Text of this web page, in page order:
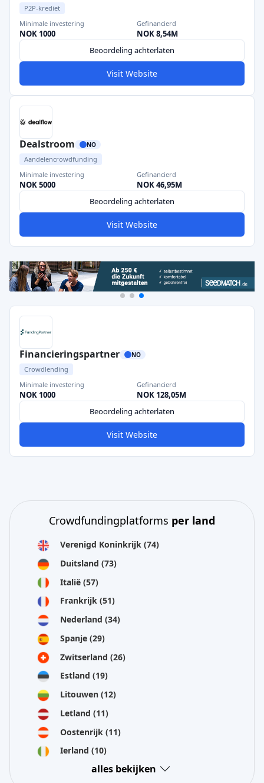
P2P-krediet
Minimale investering
NOK 1000
Gefinancierd
NOK 8,54M
Beoordeling achterlaten
Visit Website
Dealstroom NO
Aandelencrowdfunding
Minimale investering
NOK 5000
Gefinancierd
NOK 46,95M
Beoordeling achterlaten
Visit Website
Financieringspartner NO
Crowdlending
Minimale investering
NOK 1000
Gefinancierd
NOK 128,05M
Beoordeling achterlaten
Visit Website
Crowdfundingplatforms per land
Verenigd Koninkrijk (74)
Duitsland (73)
Italië (57)
Frankrijk (51)
Nederland (34)
Spanje (29)
Zwitserland (26)
Estland (19)
Litouwen (12)
Letland (11)
Oostenrijk (11)
Ierland (10)
alles bekijken